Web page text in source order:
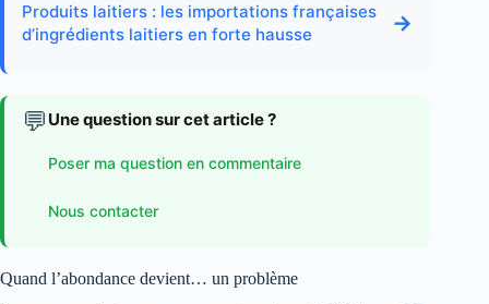
Produits laitiers : les importations françaises
d’ingrédients laitiers en forte hausse
→
💬 Une question sur cet article ?
Poser ma question en commentaire
Nous contacter
Quand l’abondance devient… un problème